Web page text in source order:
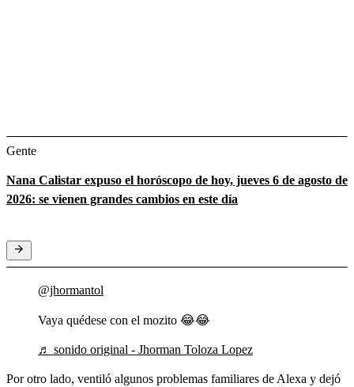
Gente
Nana Calistar expuso el horóscopo de hoy, jueves 6 de agosto de
2026: se vienen grandes cambios en este día
@jhormantol
Vaya quédese con el mozito 😂😂
♬ sonido original - Jhorman Toloza Lopez
Por otro lado, ventiló algunos problemas familiares de Alexa y dejó